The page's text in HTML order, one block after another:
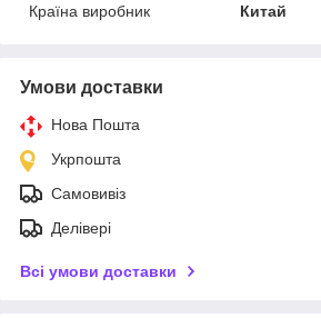
Країна виробник
Китай
Умови доставки
Нова Пошта
Укрпошта
Самовивіз
Делівері
Всі умови доставки